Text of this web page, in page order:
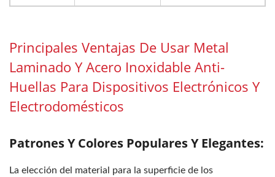
Principales Ventajas De Usar Metal
Laminado Y Acero Inoxidable Anti-
Huellas Para Dispositivos Electrónicos Y
Electrodomésticos
Patrones Y Colores Populares Y Elegantes:
La elección del material para la superficie de los